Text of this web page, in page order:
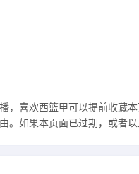
喜欢西篮甲可以提前收藏
如果本页面已过期，或者